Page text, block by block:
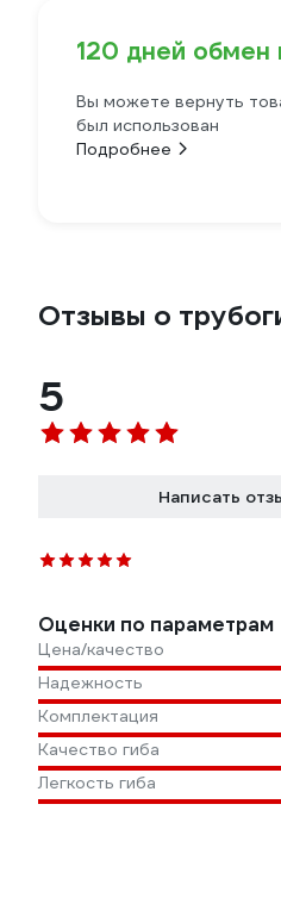
120 дней обмен
Вы можете вернуть
был использован
Подробнее
Отзывы о
5
Написать
Оценки по параметрам
Цена/качество
Надежность
Комплектация
Качество гиба
Легкость гиба